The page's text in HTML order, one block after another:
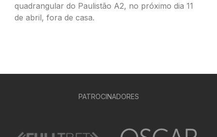
quadrangular do Paulistão A2, no próximo dia 11
de abril, fora de casa.
PATROCINADORES